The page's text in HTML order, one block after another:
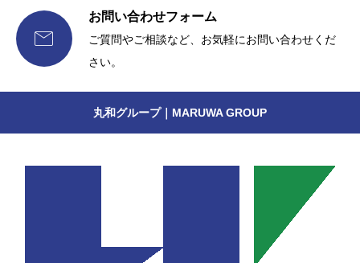

お問い合わせフォーム
ご質問やご相談など、お気軽にお問い合わせくだ
さい。
丸和グループ｜MARUWA GROUP